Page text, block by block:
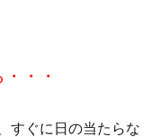
・・
すぐに日の当たらな